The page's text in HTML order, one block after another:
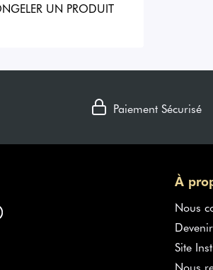
UN PRODUIT
Paiement Sécurisé
À
Nous
Site
Nous